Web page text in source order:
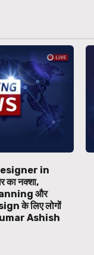
in
नक्शा,
और
के लिए लोगों
Ashish